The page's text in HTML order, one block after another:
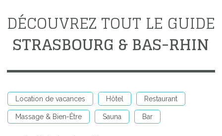
DÉCOUVREZ TOUT LE GUIDE
STRASBOURG & BAS-RHIN
Location de vacances Hôtel Restaurant
Massage & Bien-Être Sauna Bar